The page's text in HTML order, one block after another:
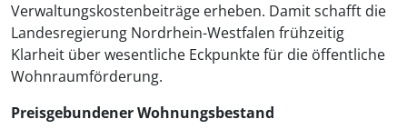
Verwaltungskostenbeiträge erheben. Damit schafft die
Landesregierung Nordrhein-Westfalen frühzeitig
Klarheit über wesentliche Eckpunkte für die öffentliche
Wohnraumförderung.
Preisgebundener Wohnungsbestand